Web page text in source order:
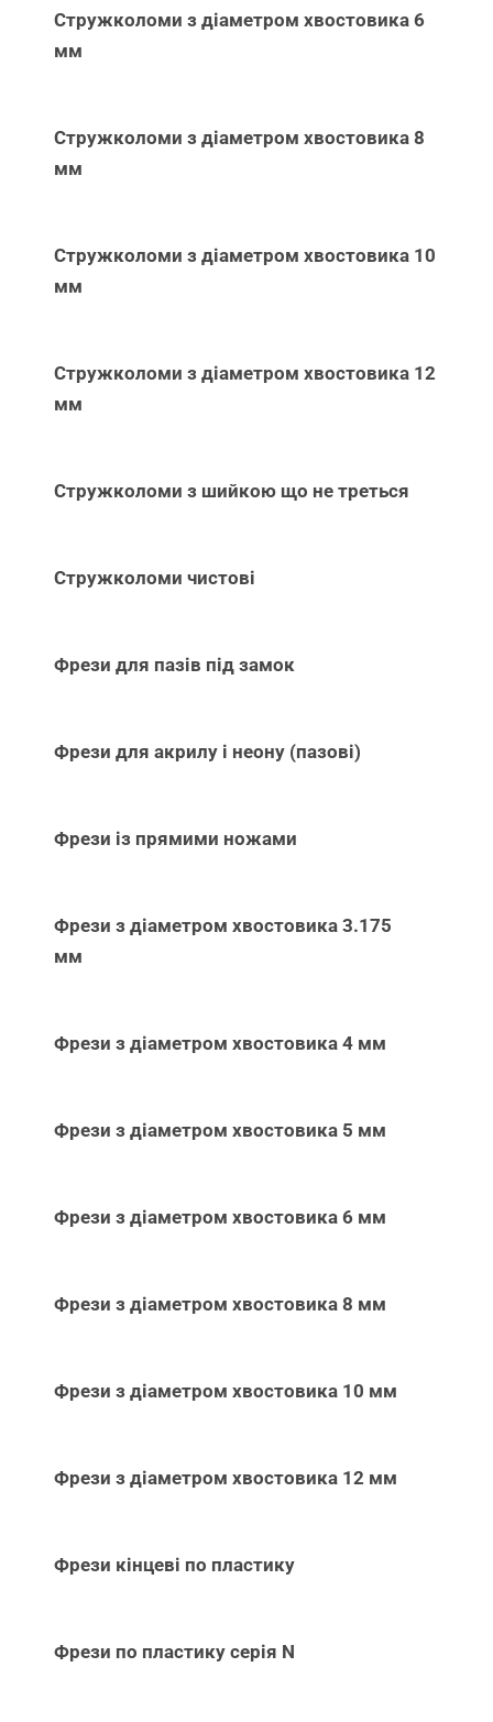
Стружколоми з діаметром хвостовика 6
мм
Стружколоми з діаметром хвостовика 8
мм
Стружколоми з діаметром хвостовика 10
мм
Стружколоми з діаметром хвостовика 12
мм
Стружколоми з шийкою що не треться
Стружколоми чистові
Фрези для пазів під замок
Фрези для акрилу і неону (пазові)
Фрези із прямими ножами
Фрези з діаметром хвостовика 3.175
мм
Фрези з діаметром хвостовика 4 мм
Фрези з діаметром хвостовика 5 мм
Фрези з діаметром хвостовика 6 мм
Фрези з діаметром хвостовика 8 мм
Фрези з діаметром хвостовика 10 мм
Фрези з діаметром хвостовика 12 мм
Фрези кінцеві по пластику
Фрези по пластику серія N